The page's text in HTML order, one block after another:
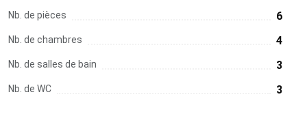
Nb. de pièces 6
Nb. de chambres 4
Nb. de salles de bain 3
Nb. de WC 3